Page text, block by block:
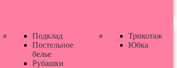
Подклад
Постельное
белье
Рубашки
Трикотаж
Юбка